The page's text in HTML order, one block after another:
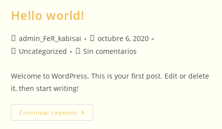
Hello world!
admin_FeR_kabisai
octubre 6, 2020
Uncategorized
Sin comentarios
Welcome to WordPress. This is your first post. Edit or delete
it, then start writing!
Continuar Leyendo